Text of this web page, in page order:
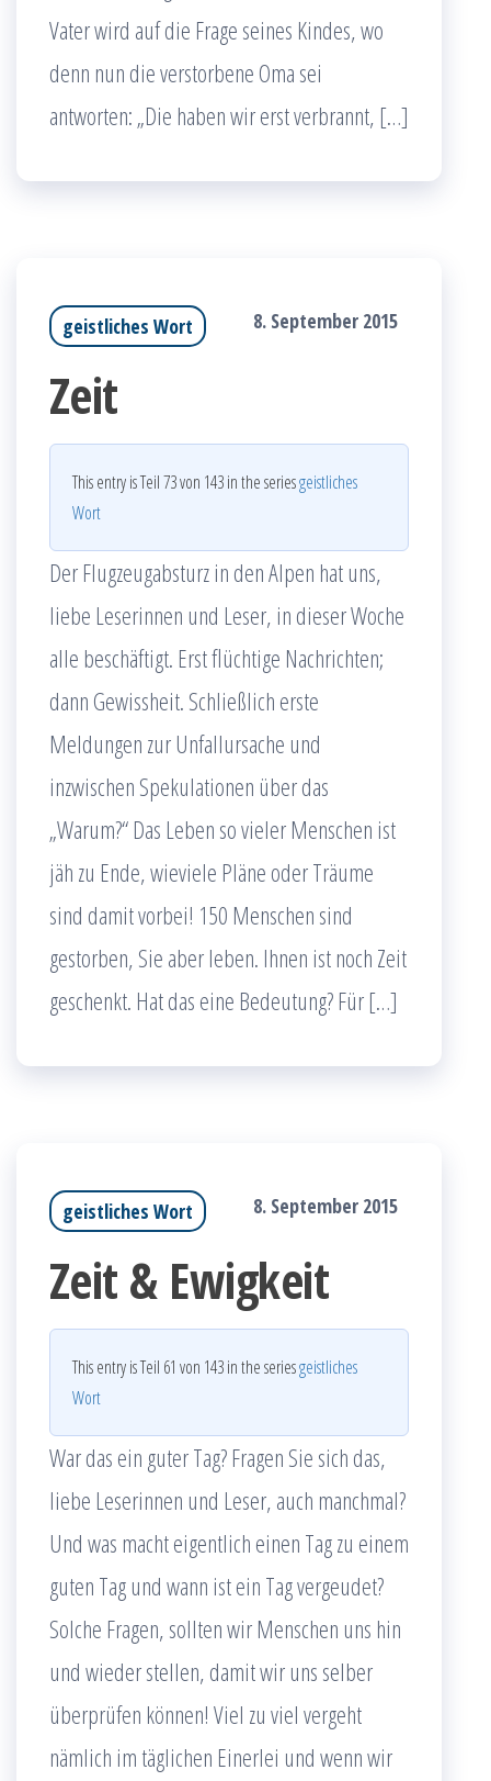
Vater wird auf die Frage seines Kindes, wo
denn nun die verstorbene Oma sei
antworten: „Die haben wir erst verbrannt, […]
geistliches Wort 8. September 2015
Zeit
This entry is Teil 73 von 143 in the seriesgeistliches
Wort
Der Flugzeugabsturz in den Alpen hat uns,
liebe Leserinnen und Leser, in dieser Woche
alle beschäftigt. Erst flüchtige Nachrichten;
dann Gewissheit. Schließlich erste
Meldungen zur Unfallursache und
inzwischen Spekulationen über das
„Warum?“ Das Leben so vieler Menschen ist
jäh zu Ende, wieviele Pläne oder Träume
sind damit vorbei! 150 Menschen sind
gestorben, Sie aber leben. Ihnen ist noch Zeit
geschenkt. Hat das eine Bedeutung? Für […]
geistliches Wort 8. September 2015
Zeit & Ewigkeit
This entry is Teil 61 von 143 in the seriesgeistliches
Wort
War das ein guter Tag? Fragen Sie sich das,
liebe Leserinnen und Leser, auch manchmal?
Und was macht eigentlich einen Tag zu einem
guten Tag und wann ist ein Tag vergeudet?
Solche Fragen, sollten wir Menschen uns hin
und wieder stellen, damit wir uns selber
überprüfen können! Viel zu viel vergeht
nämlich im täglichen Einerlei und wenn wir